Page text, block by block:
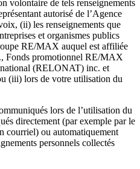
volontaire de tels renseignements
autorisé de l’Agence
(ii) les renseignements que
et organismes publics
RE/MAX auquel est affiliée
Fonds promotionnel RE/MAX
(RELONAT) inc. et
(iii) lors de votre utilisation du
lors de l’utilisation du
directement (par exemple par le
courriel) ou automatiquement
personnels collectés